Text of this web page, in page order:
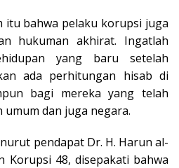
itu bahwa pelaku korupsi juga
hukuman akhirat. Ingatlah
yang baru setelah
ada perhitungan hisab di
bagi mereka yang telah
dan juga negara.
pendapat Dr. H. Harun al-
Korupsi 48, disepakati bahwa